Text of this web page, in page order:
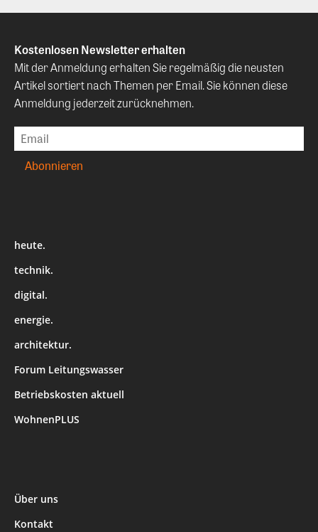
Kostenlosen Newsletter erhalten
Mit der Anmeldung erhalten Sie regelmäßig die neusten
Artikel sortiert nach Themen per Email. Sie können diese
Anmeldung jederzeit zurücknehmen.
heute.
technik.
digital.
energie.
architektur.
Forum Leitungswasser
Betriebskosten aktuell
WohnenPLUS
Über uns
Kontakt